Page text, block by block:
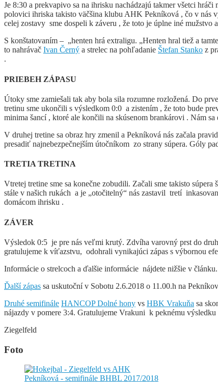
Je 8:30 a prekvapivo sa na ihrisku nachádzajú takmer všetci
polovici ihriska takisto väčšina klubu AHK Pekníková , čo v nás
celej zostavy sme dospeli k záveru , že toto je úplne iné
S konštatovaním – „henten hrá extraligu. „Henten hral tiež a
to nahrávač Ivan Černý a strelec na pohľadanie Štefan Stanko z
.
PRIEBEH ZÁPASU
Útoky sme zamiešali tak aby bola sila rozumne rozložená. Do
tretinu sme ukončili s výsledkom 0:0 a zistením , že toto bude
minima šancí , ktoré ale končili na skúsenom brankárovi . Nám
V druhej tretine sa obraz hry zmenil a Pekníková nás začala
presadiť najnebezpečnejším útočníkom zo strany súpera. Góly
TRETIA TRETINA
Vtretej tretine sme sa konečne zobudili. Začali sme takisto
stále v našich rukách a je „otočitelný“ nás zastavil tretí
domácom ihrisku .
ZÁVER
Výsledok 0:5 je pre nás veľmi krutý. Zdvíha varovný prst do
gratulujeme k víťazstvu, odohrali vynikajúci zápas s výbornou
Informácie o strelcoch a ďalšie informácie nájdete nižšie v článku.
Ďalší zápas sa uskutoční v Sobotu 2.6.2018 o 11.00.h na
Druhé semifinále HANCOP Dolné hony vs HBK Vrakuňa sa
nájazdy v pomere 3:4. Gratulujeme Vrakuni k peknému výsledku
Ziegelfeld
Foto